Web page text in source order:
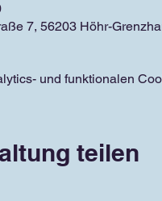
7, 56203 Höhr-
und funktionalen
teilen